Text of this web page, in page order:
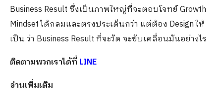
Business Result ซึ่งเป็นภาพใหญ่ที่จะตอบโจทย์ Growth
Mindset ได้กลมและตรงประเด็นกว่า​ แต่ต้อง Design ให้
เป็น ว่า Business Result ที่จะวัด จะขับเคลื่อนมันอย่างไร
ติดตามพวกเราได้ที่ LINE
อ่านเพิ่มเติม